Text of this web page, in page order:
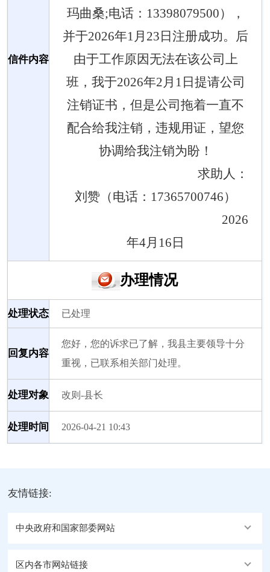
信件内容
玛曲桑;电话：13398079500），
并于2026年1月23日注册成功。后
由于工作原因无法在该公司上
班，我于2026年2月1日提请公司
注销证书，但是公司拖着一直不
配合给我注销，违规用证，望您
协调给我注销为盼！
求助人：
刘赞（电话： 17365700746）
2026
年4月16日
办理情况
处理状态 已处理
回复内容
您好，您的诉求已了解，我县主要领导十分
重视，已联系相关部门处理。
处理对象 改则-县长
处理时间 2026-04-21 10:43
友情链接:
中央政府和国家部委网站
区内各市网站链接